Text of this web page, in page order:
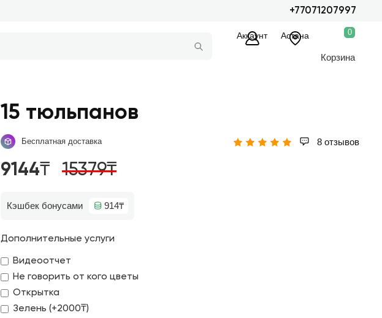
+77071207997
Аккаунт Астана 0
Корзина
15 тюльпанов
Бесплатная доставка 8 отзывов
9144₸ 15379₸
Кэшбек бонусами 914₸
Дополнительные услуги
Видеоотчет
Не говорить от кого цветы
Открытка
Зелень (+2000₸)